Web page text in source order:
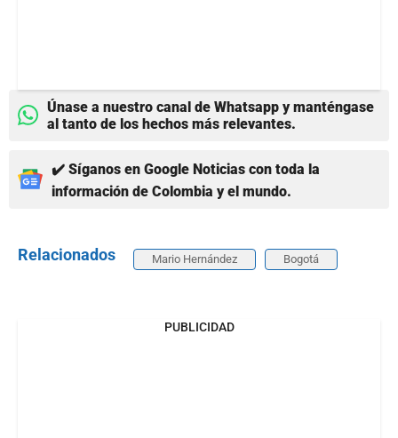
Únase a nuestro canal de Whatsapp y manténgase
al tanto de los hechos más relevantes.
✔️ Síganos en Google Noticias con toda la
información de Colombia y el mundo.
Relacionados Mario Hernández Bogotá
PUBLICIDAD